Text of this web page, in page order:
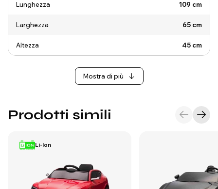
Lunghezza 109 cm
Larghezza 65 cm
Altezza 45 cm
Mostra di più
Prodotti simili
Li-Ion